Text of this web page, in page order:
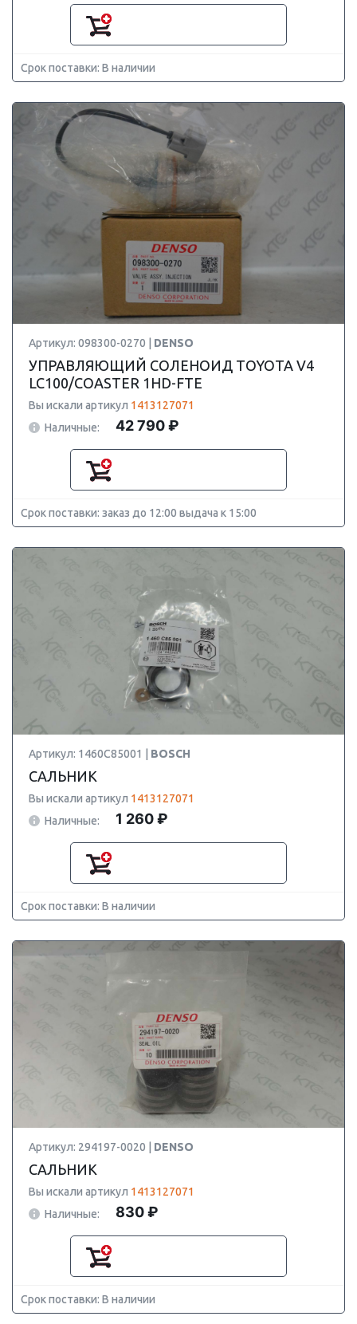
Срок поставки: В наличии
Артикул: 098300-0270 | DENSO
УПРАВЛЯЮЩИЙ СОЛЕНОИД TOYOTA V4
LC100/COASTER 1HD-FTE
Вы искали артикул 1413127071
Наличные:
42 790 ₽
Срок поставки: заказ до 12:00 выдача к 15:00
Артикул: 1460C85001 | BOSCH
САЛЬНИК
Вы искали артикул 1413127071
Наличные:
1 260 ₽
Срок поставки: В наличии
Артикул: 294197-0020 | DENSO
САЛЬНИК
Вы искали артикул 1413127071
Наличные:
830 ₽
Срок поставки: В наличии